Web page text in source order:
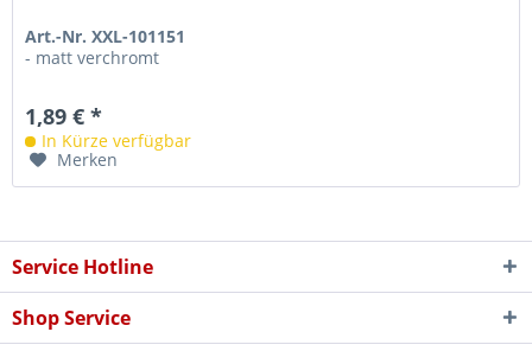
Art.-Nr. XXL-101151
- matt verchromt
1,89 € *
In Kürze verfügbar
Merken
Service Hotline
Shop Service